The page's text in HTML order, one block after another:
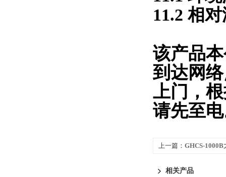
11.2 相
该产品
到达网
上门，
请先至
上一篇： GHCS-
相关产品